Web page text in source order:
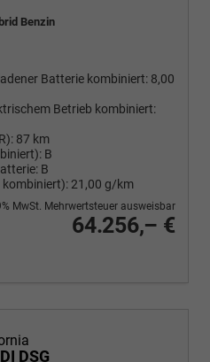
Benzin
Batterie kombiniert: 8,00
Betrieb kombiniert:
87 km
B
B
kombiniert): 21,00 g/km
64.256,– €
MwSt. Mehrwertsteuer ausweisbar
drucken
DSG